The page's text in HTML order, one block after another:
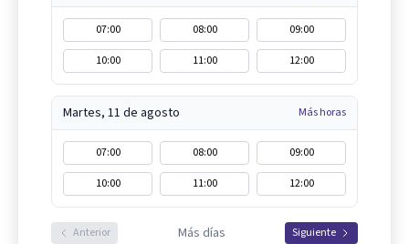
07:00 08:00
09:00
10:00
11:00 12:00
Martes, 11 de agosto Más horas
07:00 08:00
09:00
10:00
11:00 12:00
Anterior Más días Siguiente